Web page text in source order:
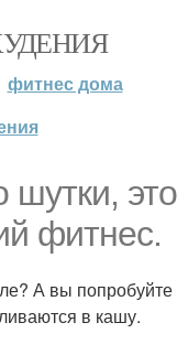
фитнес дома
шутки, это
фитнес.
А вы попробуйте
в кашу.